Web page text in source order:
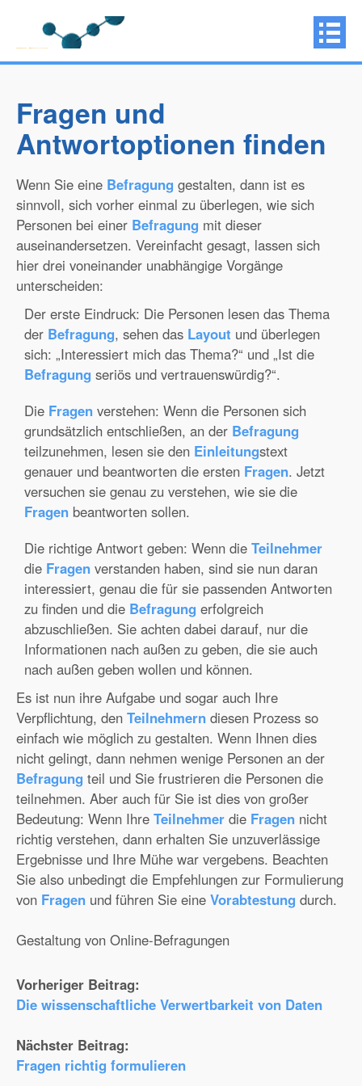
Fragen und
Antwortoptionen finden
Wenn Sie eine Befragung gestalten, dann ist es
sinnvoll, sich vorher einmal zu überlegen, wie sich
Personen bei einer Befragung mit dieser
auseinandersetzen. Vereinfacht gesagt, lassen sich
hier drei voneinander unabhängige Vorgänge
unterscheiden:
Der erste Eindruck: Die Personen lesen das Thema
der Befragung, sehen das Layout und überlegen
sich: „Interessiert mich das Thema?“ und „Ist die
Befragung seriös und vertrauenswürdig?“.
Die Fragen verstehen: Wenn die Personen sich
grundsätzlich entschließen, an der Befragung
teilzunehmen, lesen sie den Einleitungstext
genauer und beantworten die ersten Fragen. Jetzt
versuchen sie genau zu verstehen, wie sie die
Fragen beantworten sollen.
Die richtige Antwort geben: Wenn die Teilnehmer
die Fragen verstanden haben, sind sie nun daran
interessiert, genau die für sie passenden Antworten
zu finden und die Befragung erfolgreich
abzuschließen. Sie achten dabei darauf, nur die
Informationen nach außen zu geben, die sie auch
nach außen geben wollen und können.
Es ist nun ihre Aufgabe und sogar auch Ihre
Verpflichtung, den Teilnehmern diesen Prozess so
einfach wie möglich zu gestalten. Wenn Ihnen dies
nicht gelingt, dann nehmen wenige Personen an der
Befragung teil und Sie frustrieren die Personen die
teilnehmen. Aber auch für Sie ist dies von großer
Bedeutung: Wenn Ihre Teilnehmer die Fragen nicht
richtig verstehen, dann erhalten Sie unzuverlässige
Ergebnisse und Ihre Mühe war vergebens. Beachten
Sie also unbedingt die Empfehlungen zur Formulierung
von Fragen und führen Sie eine Vorabtestung durch.
Gestaltung von Online-Befragungen
Vorheriger Beitrag:
Die wissenschaftliche Verwertbarkeit von Daten
Nächster Beitrag:
Fragen richtig formulieren